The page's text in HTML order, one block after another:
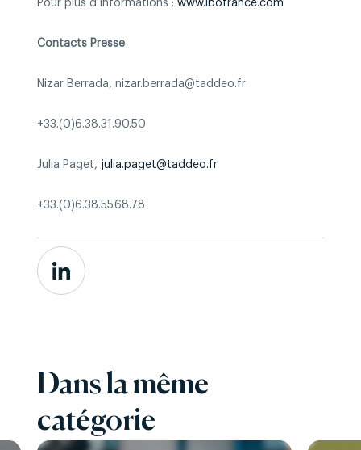
Pour plus d’informations : www.lbofrance.com
Contacts Presse
Nizar Berrada, nizar.berrada@taddeo.fr
+33.(0)6.38.31.90.50
Julia Paget, julia.paget@taddeo.fr
+33.(0)6.38.55.68.78
Dans la même
catégorie